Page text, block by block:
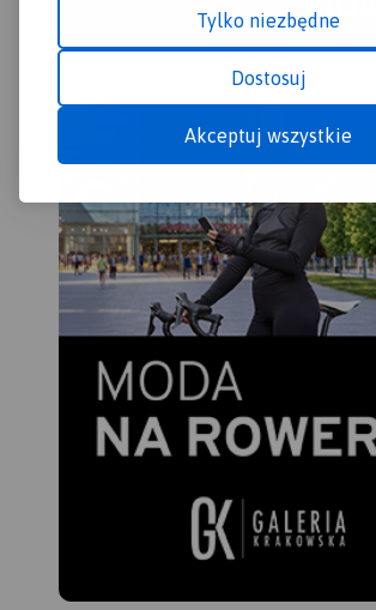
Tylko niezbędne
Dostosuj
Akceptuj wszystkie